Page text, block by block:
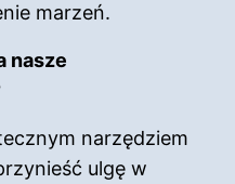
marzeń.
nasze
narzędziem
ulgę w